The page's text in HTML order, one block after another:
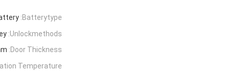
Batterytype:
Unlockmethods:
Door Thickness:
Temperature: